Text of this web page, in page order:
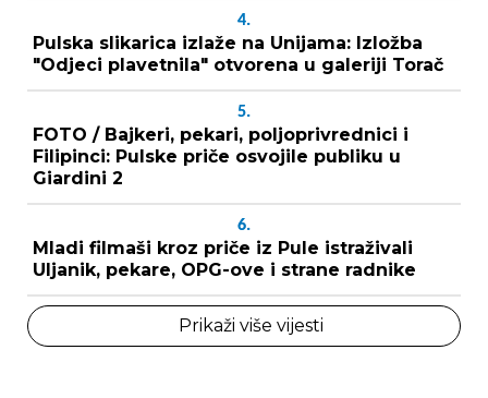
4.
Pulska slikarica izlaže na Unijama: Izložba
"Odjeci plavetnila" otvorena u galeriji Torač
5.
FOTO / Bajkeri, pekari, poljoprivrednici i
Filipinci: Pulske priče osvojile publiku u
Giardini 2
6.
Mladi filmaši kroz priče iz Pule istraživali
Uljanik, pekare, OPG-ove i strane radnike
Prikaži više vijesti